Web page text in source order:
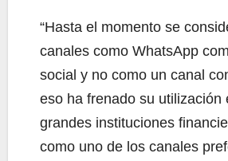
“Hasta el momento se
canales como WhatsApp
social y no como un canal
eso ha frenado su utilización
grandes instituciones
como uno de los canales